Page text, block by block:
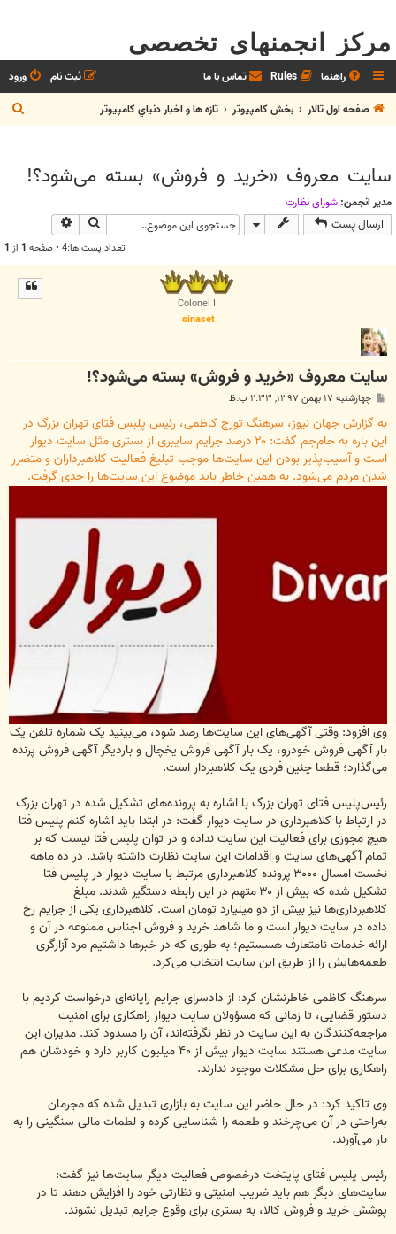
مرکز انجمنهای تخصصی
راهنما Rules تماس با ما ورود
ثبت نام
صفحه اول تالار
بخش كامپيوتر تازه ها و اخبار دنياي کامپيوتر
س
سایت معروف «خرید و فروش» بسته می‌شود؟!
مدیر انجمن: شوراي نظارت
ارسال پست جستجو
تعداد پست ها:4 • صفحه 1 از 1
Colonel II
sinaset
سایت معروف «خرید و فروش» بسته می‌شود؟!
س
ت
چهارشنبه ۱۷ بهمن ۱۳۹۷, ۲:۳۳ ب.ظ
به گزارش جهان نيوز، سرهنگ تورج کاظمی، رئیس پلیس فتای تهران بزرگ در
این باره به جام‌جم گفت: ۲۰ درصد جرایم سایبری از بستری مثل سایت دیوار
است و آسیب‌پذیر بودن این سایت‌ها موجب تبلیغ فعالیت کلاهبرداران و متضرر
شدن مردم می‌شود. به همین خاطر باید موضوع این سایت‌ها را جدی گرفت.
وی افزود: وقتی آگهی‌های این سایت‌ها رصد شود، می‌بینید یک شماره تلفن یک
بار آگهی فروش خودرو، یک بار آگهی فروش یخچال و باردیگر آگهی فروش پرنده
می‌گذارد؛ قطعا چنین فردی یک کلاهبردار است.
رئیس‌پلیس فتای تهران بزرگ با اشاره به پرونده‌های تشکیل شده در تهران بزرگ
در ارتباط با کلاهبرداری در سایت دیوار گفت: در ابتدا باید اشاره کنم پلیس فتا
هیچ مجوزی برای فعالیت این سایت نداده و در توان پلیس فتا نیست که بر
تمام آگهی‌های سایت و اقدامات این سایت نظارت داشته باشد. در ده ماهه
نخست امسال ۳۰۰۰ پرونده کلاهبرداری مرتبط با سایت دیوار در پلیس فتا
تشکیل شده که بیش از ۳۰ متهم در این رابطه دستگیر شدند. مبلغ
کلاهبرداری‌ها نیز بیش از دو میلیارد تومان است. کلاهبرداری یکی از جرایم رخ
داده در سایت دیوار است و ما شاهد خرید و فروش اجناس ممنوعه در آن و
ارائه خدمات نامتعارف هسستیم؛ به طوری که در خبر‌ها داشتیم مرد آزارگری
طعمه‌هایش را از طریق این سایت انتخاب می‌کرد.
سرهنگ کاظمی خاطرنشان کرد: از دادسرای جرایم رایانه‌ای درخواست کردیم با
دستور قضایی، تا زمانی که مسؤولان سایت دیوار راهکاری برای امنیت
مراجعه‌کنندگان به این سایت در نظر نگرفته‌اند، آن را مسدود کند. مدیران این
سایت مدعی هستند سایت دیوار بیش از ۴۰ میلیون کاربر دارد و خودشان هم
راهکاری برای حل مشکلات موجود ندارند.
وی تاکید کرد: در حال حاضر این سایت به بازاری تبدیل شده که مجرمان
به‌راحتی در آن می‌چرخند و طعمه را شناسایی کرده و لطمات مالی سنگینی را به
بار می‌آورند.
رئیس پلیس فتای پایتخت درخصوص فعالیت دیگر سایت‌ها نیز گفت:
سایت‌های دیگر هم باید ضریب امنیتی و نظارتی خود را افزایش دهند تا در
پوشش خرید و فروش کالا، به بستری برای وقوع جرایم تبدیل نشوند.